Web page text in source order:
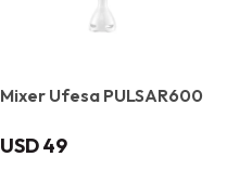
Mixer Ufesa PULSAR600
USD49